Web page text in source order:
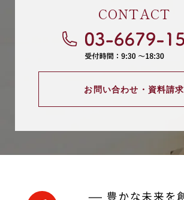
CONTACT
お問い合わせ・資料請求